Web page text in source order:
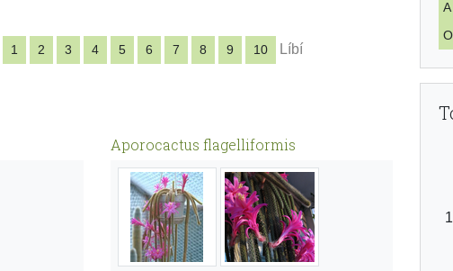
1 2 3 4 5 6 7 8 9 10 Líbí
Aporocactus flagelliformis
A
O